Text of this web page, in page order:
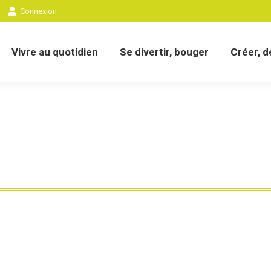
Connexion
Vivre au quotidien Se divertir, bouger Créer,
Nous connaître Vivre au quotidien Se